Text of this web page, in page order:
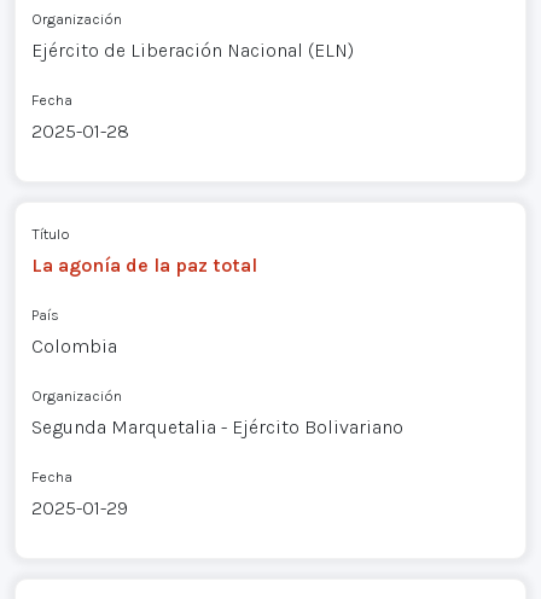
Organización
Ejército de Liberación Nacional (ELN)
Fecha
2025-01-28
Título
La agonía de la paz total
País
Colombia
Organización
Segunda Marquetalia - Ejército Bolivariano
Fecha
2025-01-29